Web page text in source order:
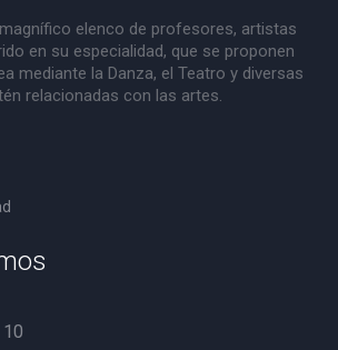
elenco de profesores, artistas
en su especialidad, que se proponen
mediante la Danza, el Teatro y diversas
relacionadas con las artes.
10